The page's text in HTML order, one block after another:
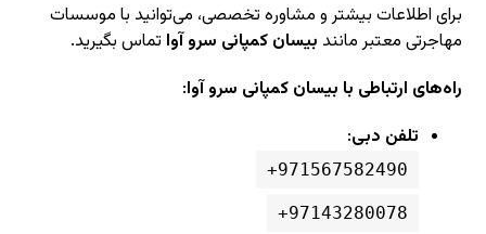
برای اطلاعات بیشتر و مشاوره تخصصی، می‌توانید با موسسات
مهاجرتی معتبر مانند بیسان کمپانی سرو آوا تماس بگیرید.
راه‌های ارتباطی با بیسان کمپانی سرو آوا:
تلفن دبی:
971567582490+
97143280078+